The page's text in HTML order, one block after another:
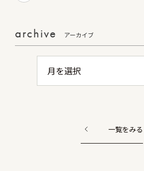
archive アーカイブ
一覧をみる